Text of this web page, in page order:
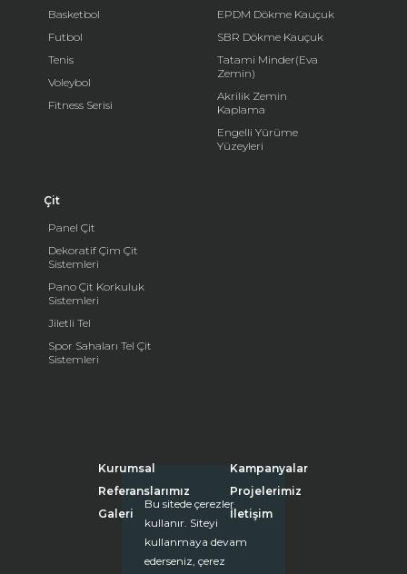
Bu sitede çerezler
kullanır. Siteyi
kullanmaya devam
ederseniz, çerez
Basketbol
Futbol
Tenis
Voleybol
Fitness Serisi
EPDM Dökme Kauçuk
SBR Dökme Kauçuk
Tatami Minder(Eva
Zemin)
Akrilik Zemin
Kaplama
Engelli Yürüme
Yüzeyleri
Çit
Panel Çit
Dekoratif Çim Çit
Sistemleri
Pano Çit Korkuluk
Sistemleri
Jiletli Tel
Spor Sahaları Tel Çit
Sistemleri
Kurumsal
Kampanyalar
Referanslarımız
Projelerimiz
Galeri
İletişim